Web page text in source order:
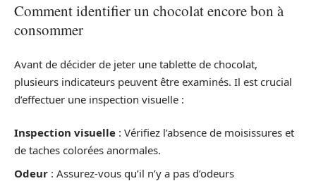
Comment identifier un chocolat encore bon à
consommer
Avant de décider de jeter une tablette de chocolat,
plusieurs indicateurs peuvent être examinés. Il est crucial
d’effectuer une inspection visuelle :
Inspection visuelle : Vérifiez l’absence de moisissures et
de taches colorées anormales.
Odeur : Assurez-vous qu’il n’y a pas d’odeurs